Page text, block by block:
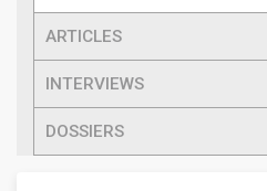
ARTICLES
INTERVIEWS
DOSSIERS